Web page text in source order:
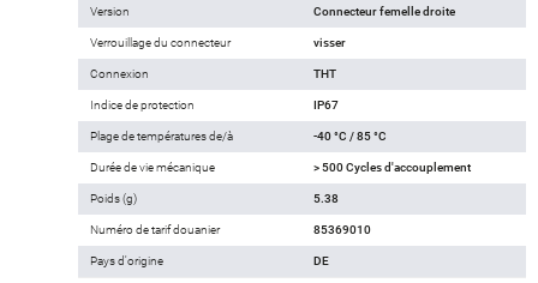
Version Connecteur femelle droite
Verrouillage du connecteur visser
Connexion THT
Indice de protection IP67
Plage de températures de/à -40 °C / 85 °C
Durée de vie mécanique > 500 Cycles d'accouplement
Poids (g) 5.38
Numéro de tarif douanier 85369010
Pays d'origine DE